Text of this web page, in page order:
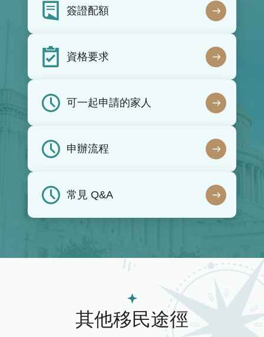
簽證配額
資格要求
可一起申請的家人
申辦流程
常見 Q&A
其他移民途徑